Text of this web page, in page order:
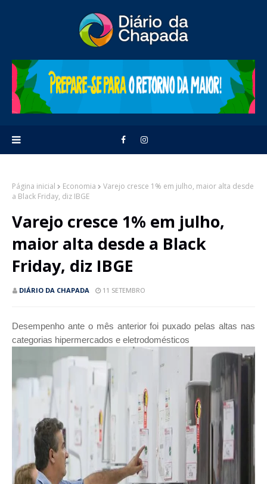
Página inicial Economia
Varejo cresce 1% em julho, maior alta desde
a Black Friday, diz IBGE
Varejo cresce 1% em julho,
maior alta desde a Black
Friday, diz IBGE
DIÁRIO DA CHAPADA 11 SETEMBRO
Desempenho ante o mês anterior foi puxado pelas altas nas
categorias hipermercados e eletrodomésticos